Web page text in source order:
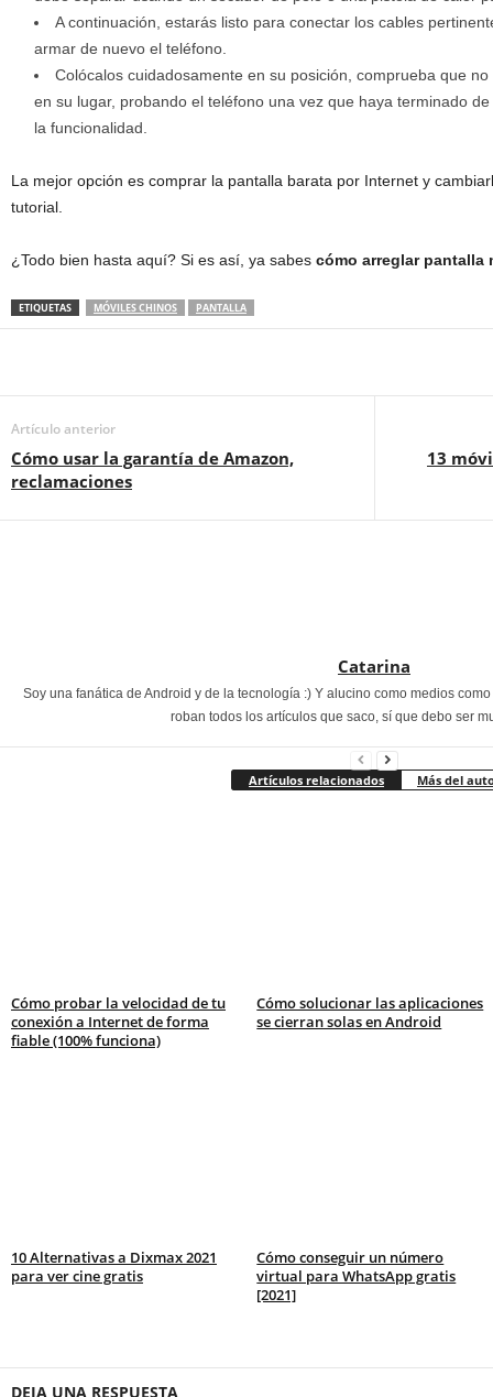
A continuación, estarás listo para conectar los cables
armar de nuevo el teléfono.
Colócalos cuidadosamente en su posición, comprueba que
en su lugar, probando el teléfono una vez que haya terminado
la funcionalidad.
La mejor opción es comprar la pantalla barata por Internet y
tutorial.
¿Todo bien hasta aquí? Si es así, ya sabes cómo arreglar pantalla
ETIQUETAS MÓVILES CHINOS PANTALLA
Artículo anterior
Cómo usar la garantía de Amazon,
reclamaciones
13
Catarina
Soy una fanática de Android y de la tecnología :) Y alucino como medios
roban todos los artículos que saco, sí que debo ser
Artículos relacionados Más del
Cómo probar la velocidad de tu
conexión a Internet de forma
fiable (100% funciona)
Cómo solucionar las aplicaciones
se cierran solas en Android
10 Alternativas a Dixmax 2021
para ver cine gratis
Cómo conseguir un número
virtual para WhatsApp gratis
[2021]
DEJA UNA RESPUESTA